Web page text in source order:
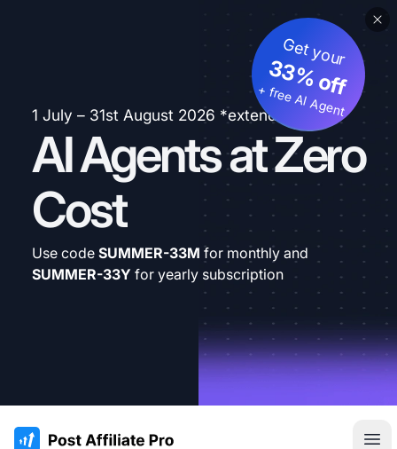
1 July – 31st August 2026 *extended
AI Agents at Zero
Cost
Get your
33% off
+ free AI Agent
Use code SUMMER-33M for monthly and
SUMMER-33Y for yearly subscription
:site.title